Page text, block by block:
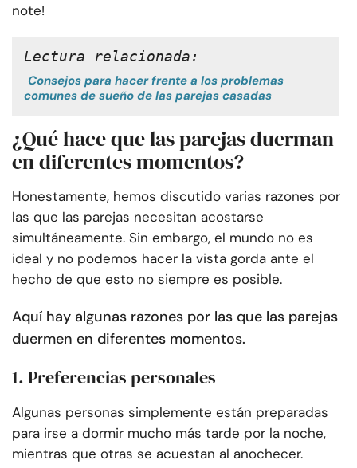
note!
Lectura relacionada:
Consejos para hacer frente a los problemas
comunes de sueño de las parejas casadas
¿Qué hace que las parejas duerman
en diferentes momentos?
Honestamente, hemos discutido varias razones por
las que las parejas necesitan acostarse
simultáneamente. Sin embargo, el mundo no es
ideal y no podemos hacer la vista gorda ante el
hecho de que esto no siempre es posible.
Aquí hay algunas razones por las que las parejas
duermen en diferentes momentos.
1. Preferencias personales
Algunas personas simplemente están preparadas
para irse a dormir mucho más tarde por la noche,
mientras que otras se acuestan al anochecer.